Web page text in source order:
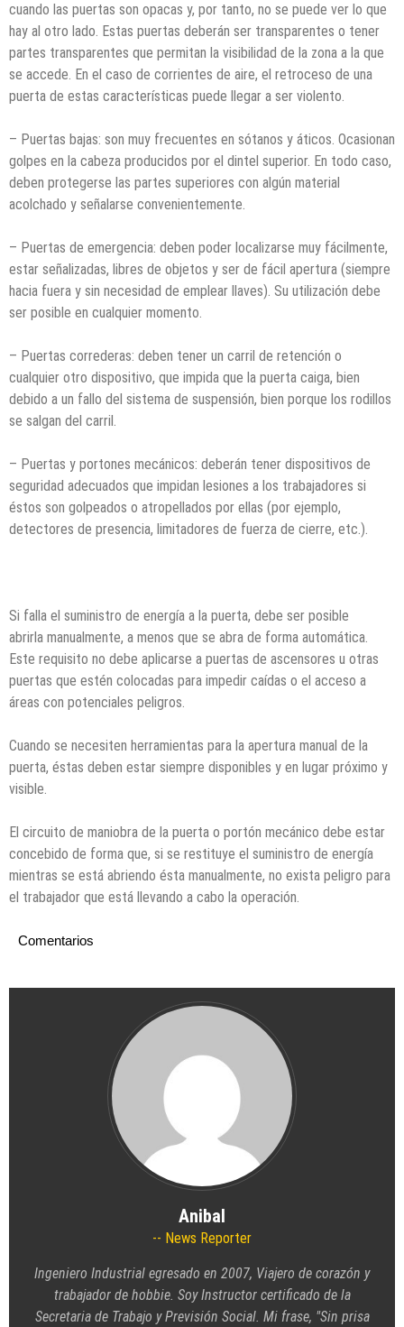
cuando las puertas son opacas y, por tanto, no se puede ver lo que
hay al otro lado. Estas puertas deberán ser transparentes o tener
partes transparentes que permitan la visibilidad de la zona a la que
se accede. En el caso de corrientes de aire, el retroceso de una
puerta de estas características puede llegar a ser violento.
– Puertas bajas: son muy frecuentes en sótanos y áticos. Ocasionan
golpes en la cabeza producidos por el dintel superior. En todo caso,
deben protegerse las partes superiores con algún material
acolchado y señalarse convenientemente.
– Puertas de emergencia: deben poder localizarse muy fácilmente,
estar señalizadas, libres de objetos y ser de fácil apertura (siempre
hacia fuera y sin necesidad de emplear llaves). Su utilización debe
ser posible en cualquier momento.
– Puertas correderas: deben tener un carril de retención o
cualquier otro dispositivo, que impida que la puerta caiga, bien
debido a un fallo del sistema de suspensión, bien porque los rodillos
se salgan del carril.
– Puertas y portones mecánicos: deberán tener dispositivos de
seguridad adecuados que impidan lesiones a los trabajadores si
éstos son golpeados o atropellados por ellas (por ejemplo,
detectores de presencia, limitadores de fuerza de cierre, etc.).
Si falla el suministro de energía a la puerta, debe ser posible
abrirla manualmente, a menos que se abra de forma automática.
Este requisito no debe aplicarse a puertas de ascensores u otras
puertas que estén colocadas para impedir caídas o el acceso a
áreas con potenciales peligros.
Cuando se necesiten herramientas para la apertura manual de la
puerta, éstas deben estar siempre disponibles y en lugar próximo y
visible.
El circuito de maniobra de la puerta o portón mecánico debe estar
concebido de forma que, si se restituye el suministro de energía
mientras se está abriendo ésta manualmente, no exista peligro para
el trabajador que está llevando a cabo la operación.
Comentarios
Anibal
News Reporter
Ingeniero Industrial egresado en 2007, Viajero de corazón y
trabajador de hobbie. Soy Instructor certificado de la
Secretaria de Trabajo y Previsión Social. Mi frase, "Sin prisa